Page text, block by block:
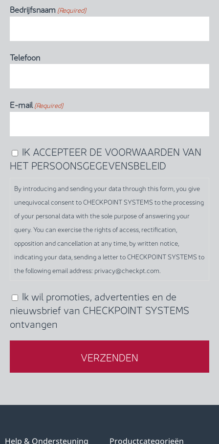
Bedrijfsnaam (Required)
Telefoon
E-mail(Required)
By
introducing
sending
your
data
through
this
form,
you
unequivocal
consent
to
CHECKPOINT
personal
IK ACCEPTEER DE VOORWAARDEN VAN
HET PERSOONSGEGEVENSBELEID
By introducing and sending your data through this form, you give
unequivocal consent to CHECKPOINT SYSTEMS to the processing
of your personal data with the sole purpose of answering your
query. You can exercise the rights of access, rectification,
opposition and cancellation at any time, by written notice,
indicating your data, sending a letter to CHECKPOINT SYSTEMS to
the following email address: privacy@checkpt.com.
(Required)
Ik wil promoties, advertenties en de
nieuwsbrief van CHECKPOINT SYSTEMS
ontvangen
Productcategorieën
Help & Ondersteuning